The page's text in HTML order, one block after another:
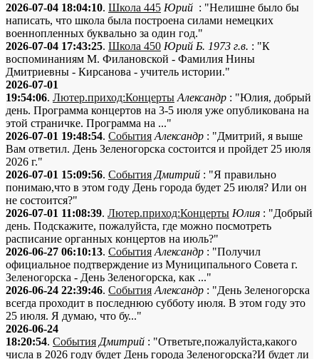
2026-07-04 18:04:10. Школа 445 Юрий : "Нелишне было бы
написать, что школа была построена силами немецких
военнопленных буквально за один год."
2026-07-04 17:43:25. Школа 450 Юрий Б. 1973 г.в. : "К
воспоминаниям М. Филановской - Фамилия Нины
Дмитриевны - Кирсанова - учитель истории."
2026-07-01
19:54:06. Лютер.приход:Концерты Александр : "Юлия, добрый
день. Программа концертов на 3-5 июля уже опубликована на
этой страничке. Программа на ..."
2026-07-01 19:48:54. События Александр : "Дмитрий, я выше
Вам ответил. День Зеленогорска состоится и пройдет 25 июля
2026 г."
2026-07-01 15:09:56. События Дмитрий : "Я правильно
понимаю,что в этом году День города будет 25 июля? Или он
не состоится?"
2026-07-01 11:08:39. Лютер.приход:Концерты Юлия : "Добрый
день. Подскажите, пожалуйста, где можно посмотреть
расписание органных концертов на июль?"
2026-06-27 06:10:13. События Александр : "Получил
официальное подтверждение из Муниципального Совета г.
Зеленогорска - День Зеленогорска, как ..."
2026-06-24 22:39:46. События Александр : "День Зеленогорска
всегда проходит в последнюю субботу июля. В этом году это
25 июля. Я думаю, что бу..."
2026-06-24
18:20:54. События Дмитрий : "Ответьте,пожалуйста,какого
числа в 2026 году будет День города Зеленогорска?И будет ли